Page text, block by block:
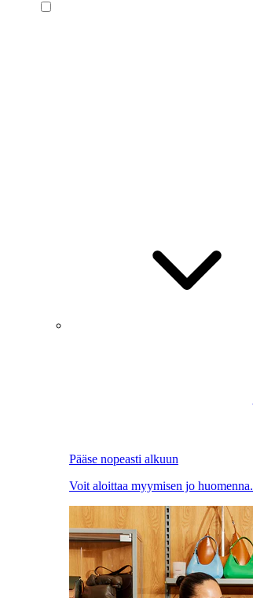
Pääse nopeasti alkuun
Voit aloittaa myymisen jo huomenna.